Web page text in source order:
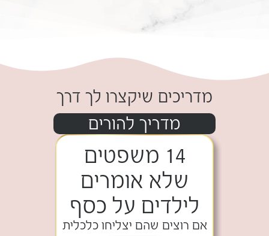
מדריכים שיקצרו לך דרך
מדריך להורים
14 משפטים
שלא אומרים
לילדים על כסף
אם רוצים שהם יצליחו כלכלית